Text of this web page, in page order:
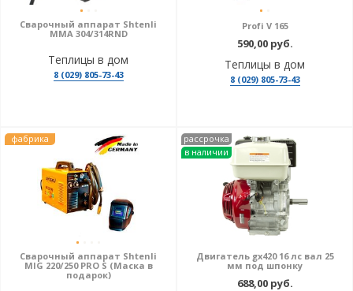
Сварочный аппарат Shtenli
MMA 304/314RND
Теплицы в дом
8 (029) 805-73-43
Profi V 165
590,00 руб.
Теплицы в дом
8 (029) 805-73-43
фабрика
Сварочный аппарат Shtenli
MIG 220/250 PRO S (Маска в
подарок)
рассрочка
в наличии
Двигатель gx420 16 лс вал 25
мм под шпонку
688,00 руб.